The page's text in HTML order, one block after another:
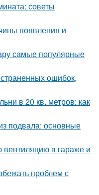
советы
появления и
самые популярные
ошибок,
в 20 кв. метров: как
подвала: основные
вентиляцию в гараже и
проблем с